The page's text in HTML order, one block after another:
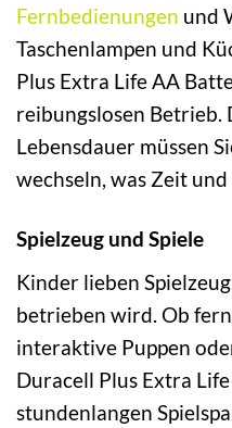
Fernbedienungen und
Taschenlampen und
Plus Extra Life AA
reibungslosen Betrieb.
Lebensdauer müssen
wechseln, was Zeit
Spielzeug und Spiele
Kinder lieben
betrieben wird. Ob
interaktive Puppen
Duracell Plus Extra
stundenlangen